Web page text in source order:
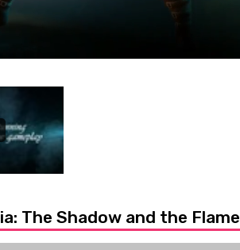
The Shadow and the Flame